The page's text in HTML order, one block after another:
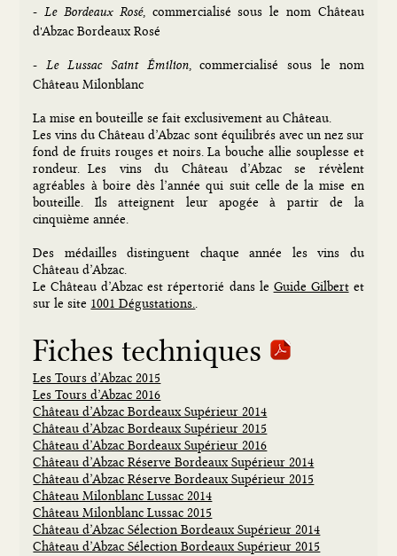
-Le Bordeaux Rosé, commercialisé sous le nom Château
d'Abzac Bordeaux Rosé
-Le Lussac Saint Émilion, commercialisé sous le nom
Château Milonblanc
La mise en bouteille se fait exclusivement au Château.
Les vins du Château d’Abzac sont équilibrés avec un nez sur
fond de fruits rouges et noirs. La bouche allie souplesse et
rondeur. Les vins du Château d’Abzac se révèlent
agréables à boire dès l’année qui suit celle de la mise en
bouteille. Ils atteignent leur apogée à partir de la
cinquième année.
Des médailles distinguent chaque année les vins du
Château d’Abzac.
Le Château d’Abzac est répertorié dans le Guide Gilbertet
sur le site 1001 Dégustations..
Fiches techniques
Les Tours d’Abzac 2015
Les Tours d’Abzac 2016
Château d’Abzac Bordeaux Supérieur 2014
Château d’Abzac Bordeaux Supérieur 2015
Château d’Abzac Bordeaux Supérieur 2016
Château d’Abzac Réserve Bordeaux Supérieur 2014
Château d’Abzac Réserve Bordeaux Supérieur 2015
Château Milonblanc Lussac 2014
Château Milonblanc Lussac 2015
Château d’Abzac Sélection Bordeaux Supérieur 2014
Château d’Abzac Sélection Bordeaux Supérieur 2015